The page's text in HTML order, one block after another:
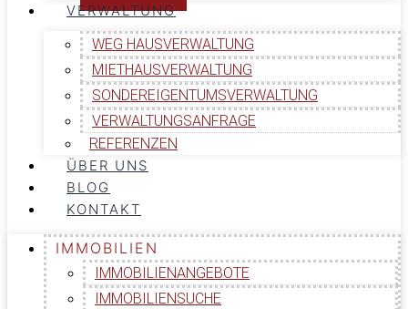
VERWALTUNG
WEG HAUSVERWALTUNG
MIETHAUSVERWALTUNG
SONDEREIGENTUMSVERWALTUNG
VERWALTUNGSANFRAGE
REFERENZEN
ÜBER UNS
BLOG
KONTAKT
IMMOBILIEN
IMMOBILIENANGEBOTE
IMMOBILIENSUCHE